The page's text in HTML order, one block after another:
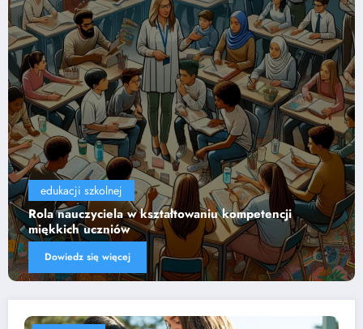
edukacji szkolnej
Wpływ technologii na efektywność nauczania
Dowiedz się więcej